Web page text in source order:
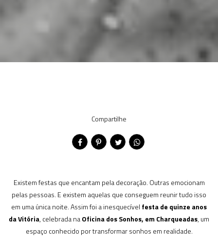
Compartilhe
Existem festas que encantam pela decoração. Outras emocionam
pelas pessoas. E existem aquelas que conseguem reunir tudo isso
em uma única noite. Assim foi a inesquecível festa de quinze anos
da Vitória, celebrada naOficina dos Sonhos, em Charqueadas, um
espaço conhecido por transformar sonhos em realidade.